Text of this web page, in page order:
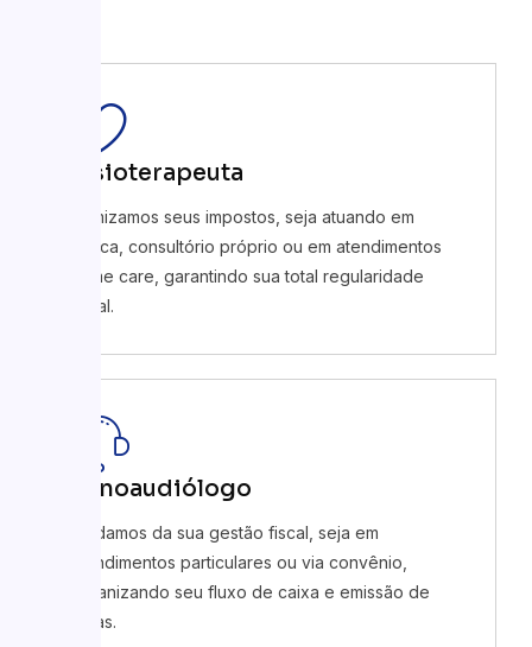
Fisioterapeuta
Otimizamos seus impostos, seja atuando em
clínica, consultório próprio ou em atendimentos
home care, garantindo sua total regularidade
fiscal.
Fonoaudiólogo
Cuidamos da sua gestão fiscal, seja em
atendimentos particulares ou via convênio,
organizando seu fluxo de caixa e emissão de
notas.